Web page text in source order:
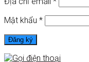
Mật khẩu *
Đăng ký